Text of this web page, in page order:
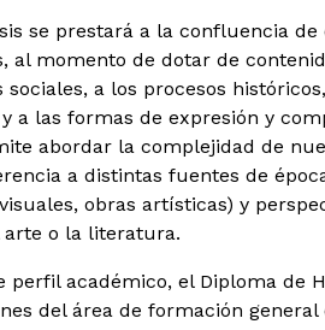
se prestará a la confluencia
al momento de dotar de
sociales, a los procesos
a las formas de expresión y
abordar la complejidad de
a distintas fuentes de
obras artísticas) y
arte o la literatura.
perfil académico, el Diploma de
del área de formación